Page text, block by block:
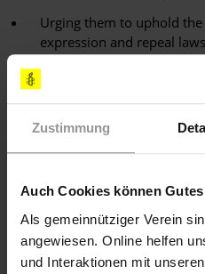
Zustimmung
Auch Cookies können
Als gemeinnütziger Verein
angewiesen. Online helfen
und Interaktionen mit
Urging them to uphold
expression and repeal
association and
Penal Code.
Ahmad Mshaima’ verbüßt
wegen "öffentlicher
Ein Berufungsgericht hat nun
Bei der Urteilsverkündung